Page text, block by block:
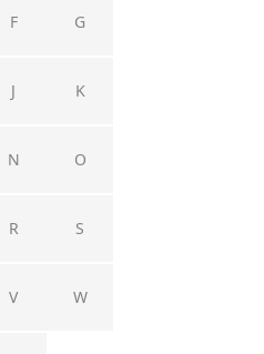
F G
J K
N O
R S
V W